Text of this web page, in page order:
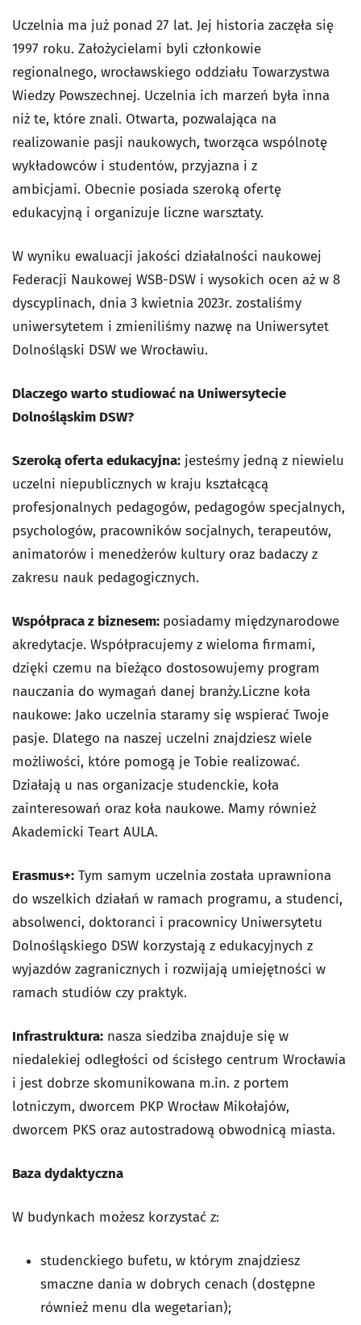
Uczelnia ma już ponad 27 lat. Jej historia zaczęła się
1997 roku. Założycielami byli członkowie
regionalnego, wrocławskiego oddziału Towarzystwa
Wiedzy Powszechnej. Uczelnia ich marzeń była inna
niż te, które znali. Otwarta, pozwalająca na
realizowanie pasji naukowych, tworząca wspólnotę
wykładowców i studentów, przyjazna i z
ambicjami. Obecnie posiada szeroką ofertę
edukacyjną i organizuje liczne warsztaty.
W wyniku ewaluacji jakości działalności naukowej
Federacji Naukowej WSB-DSW i wysokich ocen aż w 8
dyscyplinach, dnia 3 kwietnia 2023r. zostaliśmy
uniwersytetem i zmieniliśmy nazwę na Uniwersytet
Dolnośląski DSW we Wrocławiu.
Dlaczego warto studiować na Uniwersytecie
Dolnośląskim DSW?
Szeroką oferta edukacyjna: jesteśmy jedną z niewielu
uczelni niepublicznych w kraju kształcącą
profesjonalnych pedagogów, pedagogów specjalnych,
psychologów, pracowników socjalnych, terapeutów,
animatorów i menedżerów kultury oraz badaczy z
zakresu nauk pedagogicznych.
Współpraca z biznesem: posiadamy międzynarodowe
akredytacje. Współpracujemy z wieloma firmami,
dzięki czemu na bieżąco dostosowujemy program
nauczania do wymagań danej branży.Liczne koła
naukowe: Jako uczelnia staramy się wspierać Twoje
pasje. Dlatego na naszej uczelni znajdziesz wiele
możliwości, które pomogą je Tobie realizować.
Działają u nas organizacje studenckie, koła
zainteresowań oraz koła naukowe. Mamy również
Akademicki Teart AULA.
Erasmus+: Tym samym uczelnia została uprawniona
do wszelkich działań w ramach programu, a studenci,
absolwenci, doktoranci i pracownicy Uniwersytetu
Dolnośląskiego DSW korzystają z edukacyjnych z
wyjazdów zagranicznych i rozwijają umiejętności w
ramach studiów czy praktyk.
Infrastruktura: nasza siedziba znajduje się w
niedalekiej odległości od ścisłego centrum Wrocławia
i jest dobrze skomunikowana m.in. z portem
lotniczym, dworcem PKP Wrocław Mikołajów,
dworcem PKS oraz autostradową obwodnicą miasta.
Baza dydaktyczna
W budynkach możesz korzystać z:
studenckiego bufetu, w którym znajdziesz
smaczne dania w dobrych cenach (dostępne
również menu dla wegetarian);